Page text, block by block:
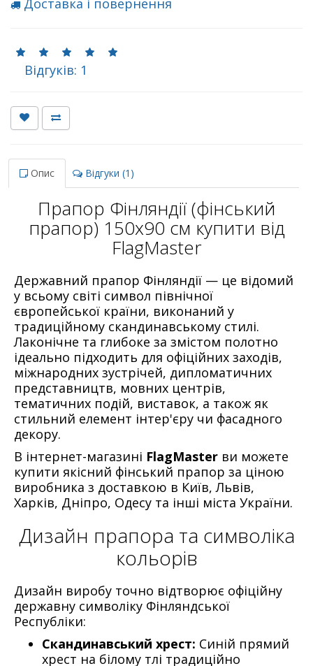
Відгуків: 1
Опис Відгуки (1)
Прапор Фінляндії (фінський
прапор) 150х90 см купити від
FlagMaster
Державний прапор Фінляндії — це відомий
у всьому світі символ північної
європейської країни, виконаний у
традиційному скандинавському стилі.
Лаконічне та глибоке за змістом полотно
ідеально підходить для офіційних заходів,
міжнародних зустрічей, дипломатичних
представництв, мовних центрів,
тематичних подій, виставок, а також як
стильний елемент інтер'єру чи фасадного
декору.
В інтернет-магазині FlagMaster ви можете
купити якісний фінський прапор за ціною
виробника з доставкою в Київ, Львів,
Харків, Дніпро, Одесу та інші міста України.
Дизайн прапора та символіка
кольорів
Дизайн виробу точно відтворює офіційну
державну символіку Фінляндської
Республіки:
Скандинавський хрест: Синій прямий
хрест на білому тлі традиційно